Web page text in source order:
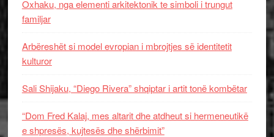
Oxhaku, nga elementi arkitektonik te simboli i trungut
familjar
Arbëreshët si model evropian i mbrojtjes së identitetit
kulturor
Sali Shijaku, “Diego Rivera” shqiptar i artit tonë kombëtar
“Dom Fred Kalaj, mes altarit dhe atdheut si hermeneutikë
e shpresës, kujtesës dhe shërbimit”